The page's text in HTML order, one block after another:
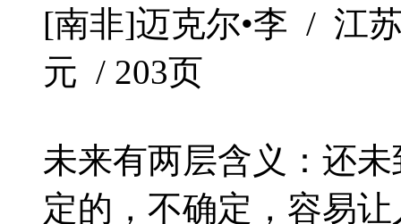
[南非]迈克尔•李 / 江
元 / 203页
未来有两层含义：还
定的，不确定，容易